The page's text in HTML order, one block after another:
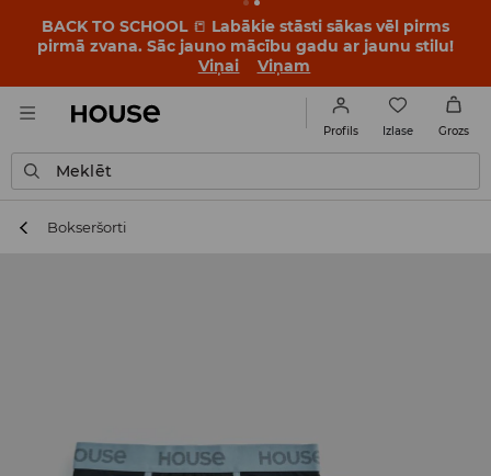
BACK TO SCHOOL 📒 Labākie stāsti sākas vēl pirms
pirmā zvana. Sāc jauno mācību gadu ar jaunu stilu!
Viņai
Viņam
Profils Izlase Grozs
Meklēt
Bokseršorti